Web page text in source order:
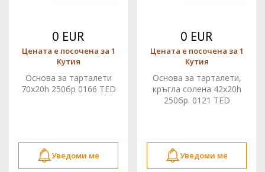
0 EUR
Цената е посочена за 1
Кутия
Основа за тарталети
70x20h 250бр 0166 TED
Уведоми ме
0 EUR
Цената е посочена за 1
Кутия
Основа за тарталети,
кръгла солена 42x20h
250бр. 0121 TED
Уведоми ме